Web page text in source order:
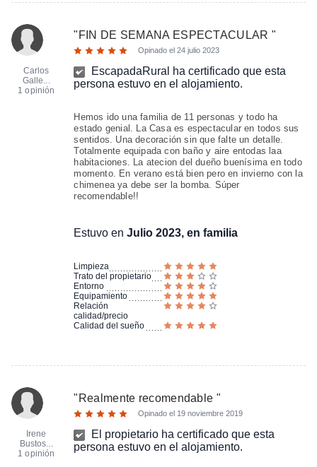
Carlos
Galle...
1 opinión
" FIN DE SEMANA ESPECTACULAR "
Opinado el24 julio 2023
EscapadaRural ha certificado que esta
persona estuvo en el alojamiento.
Hemos ido una familia de 11 personas y todo ha
estado genial. La Casa es espectacular en todos sus
sentidos. Una decoración sin que falte un detalle.
Totalmente equipada con baño y aire entodas laa
habitaciones. La atecion del dueño buenísima en todo
momento. En verano está bien pero en invierno con la
chimenea ya debe ser la bomba. Súper
recomendable!!
Estuvo enJulio 2023, en familia
Limpieza
Trato del propietario
Entorno
Equipamiento
Relación
calidad/precio
Calidad del sueño
Irene
Bustos...
1 opinión
" Realmente recomendable "
Opinado el 19 noviembre 2019
El propietario ha certificado que esta
persona estuvo en el alojamiento.